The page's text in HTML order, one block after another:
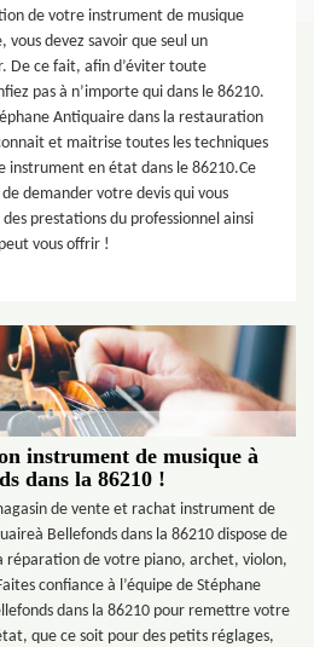
de votre instrument de musique
vous devez savoir que seul un
De ce fait, afin d’éviter toute
pas à n’importe qui dans le 86210.
Antiquaire dans la restauration
et maitrise toutes les techniques
en état dans le 86210.Ce
demander votre devis qui vous
prestations du professionnel ainsi
vous offrir !
instrument de musique à
dans la 86210 !
de vente et rachat instrument de
Bellefonds dans la 86210 dispose de
réparation de votre piano, archet, violon,
confiance à l’équipe de Stéphane
dans la 86210 pour remettre votre
que ce soit pour des petits réglages,